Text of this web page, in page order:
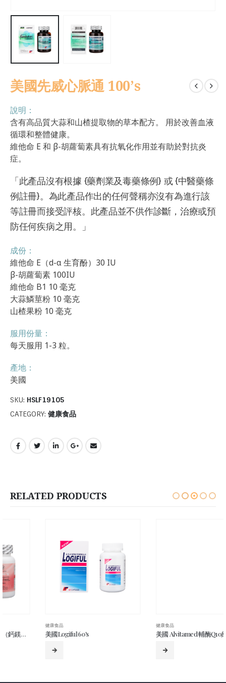
美國先威心脈通 100’s
說明：
含有高品質大蒜和山楂提取物的草本配方。 用於改善血液
循環和整體健康。
維他命 E 和 β-胡蘿蔔素具有抗氧化作用並有助於對抗炎
症。
「此產品沒有根據 {藥劑業及毒藥條例} 或 {中醫藥條
例註冊}。為此產品作出的任何聲稱亦沒有為進行該
等註冊而接受評核。此產品並不供作診斷，治療或預
防任何疾病之用。」
成份：
維他命 E（d-α 生育酚）30 IU
β-胡蘿蔔素 100IU
維他命 B1 10 毫克
大蒜鱗莖粉 10 毫克
山楂果粉 10 毫克
服用份量：
每天服用 1-3 粒。
產地：
美國
SKU: HSLF19105
CATEGORY: 健康食品
RELATED PRODUCTS
美國Logiful 60’s 美國 Alvitamed 輔酶Q10紅趜精華 60’s